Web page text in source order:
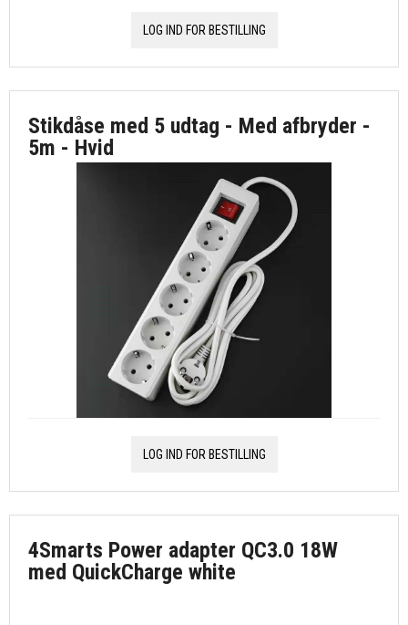
LOG IND FOR BESTILLING
Stikdåse med 5 udtag - Med afbryder -
5m - Hvid
LOG IND FOR BESTILLING
4Smarts Power adapter QC3.0 18W
med QuickCharge white